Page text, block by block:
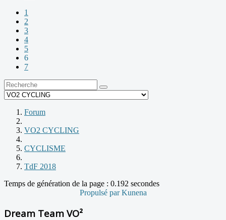
1
2
3
4
5
6
7
Forum
VO2 CYCLING
CYCLISME
TdF 2018
Temps de génération de la page : 0.192 secondes
Propulsé parKunena
Dream Team VO²